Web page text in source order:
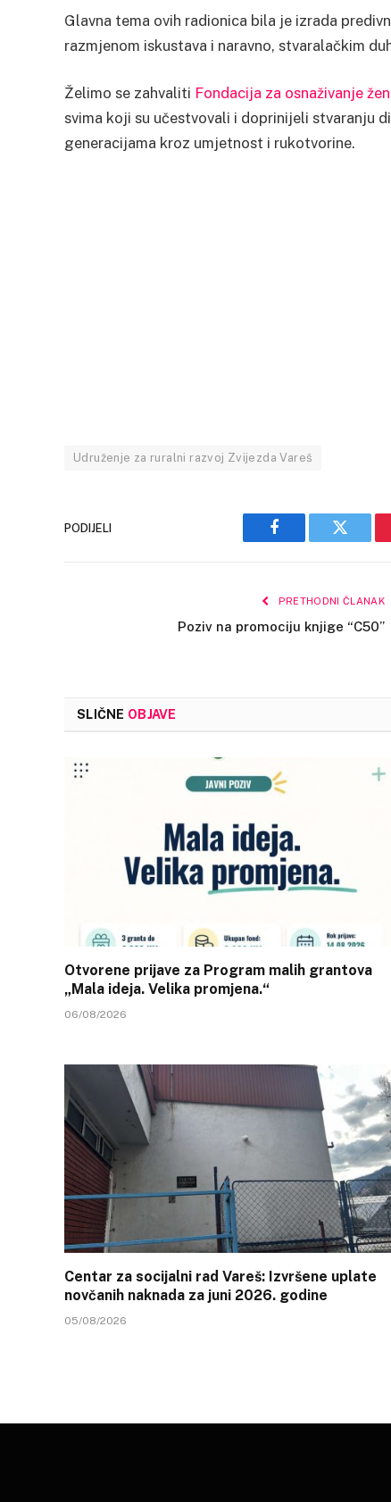
Glavna tema ovih radionica bila je izrada
razmjenom iskustava i naravno, stvaralačkim
Želimo se zahvaliti Fondacija za osnaživanje
svima koji su učestvovali i doprinijeli stvaranju
generacijama kroz umjetnost i rukotvorine.
Udruženje za ruralni razvoj Zvijezda Vareš
PODIJELI
Facebook Twitter
PRETHODNI ČLANAK
Poziv na promociju knjige “C50”
SLIČNE OBJAVE
Otvorene prijave za Program malih grantova
„Mala ideja. Velika promjena.“
06/08/2026
Centar za socijalni rad Vareš: Izvršene uplate
novčanih naknada za juni 2026. godine
05/08/2026